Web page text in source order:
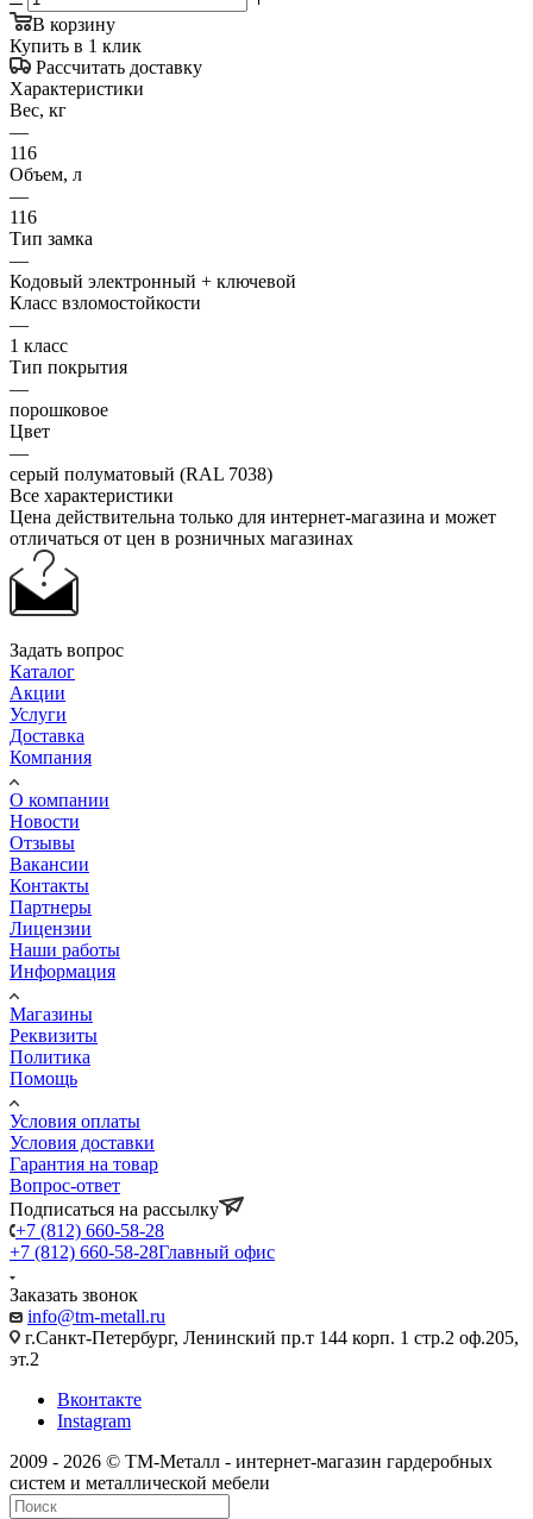
В корзину
Купить в 1 клик
Рассчитать доставку
Характеристики
Вес, кг
—
116
Объем, л
—
116
Тип замка
—
Кодовый электронный + ключевой
Класс взломостойкости
—
1 класс
Тип покрытия
—
порошковое
Цвет
—
серый полуматовый (RAL 7038)
Все характеристики
Цена действительна только для интернет-магазина и может
отличаться от цен в розничных магазинах
Задать вопрос
Каталог
Акции
Услуги
Доставка
Компания
О компании
Новости
Отзывы
Вакансии
Контакты
Партнеры
Лицензии
Наши работы
Информация
Магазины
Реквизиты
Политика
Помощь
Условия оплаты
Условия доставки
Гарантия на товар
Вопрос-ответ
Подписаться на рассылку
+7 (812) 660-58-28
+7 (812) 660-58-28Главный офис
Заказать звонок
info@tm-metall.ru
г.Санкт-Петербург, Ленинский пр.т 144 корп. 1 стр.2 оф.205,
эт.2
Вконтакте
Instagram
2009 - 2026 © ТМ-Металл - интернет-магазин гардеробных
систем и металлической мебели